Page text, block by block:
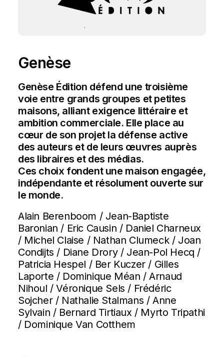
CONTACT
Genèse
Genèse Édition défend une troisième
voie entre grands groupes et petites
maisons, alliant exigence littéraire et
ambition commerciale. Elle place au
cœur de son projet la défense active
des auteurs et de leurs œuvres auprès
des libraires et des médias.
Ces choix fondent une maison engagée,
indépendante et résolument ouverte sur
le monde.
Alain Berenboom / Jean-Baptiste
Baronian / Eric Causin / Daniel Charneux
/ Michel Claise / Nathan Clumeck / Joan
Condijts / Diane Drory / Jean-Pol Hecq /
Patricia Hespel / Ber Kuczer / Gilles
Laporte / Dominique Méan / Arnaud
Nihoul / Véronique Sels / Frédéric
Sojcher / Nathalie Stalmans / Anne
Sylvain / Bernard Tirtiaux / Myrto Tripathi
/ Dominique Van Cotthem